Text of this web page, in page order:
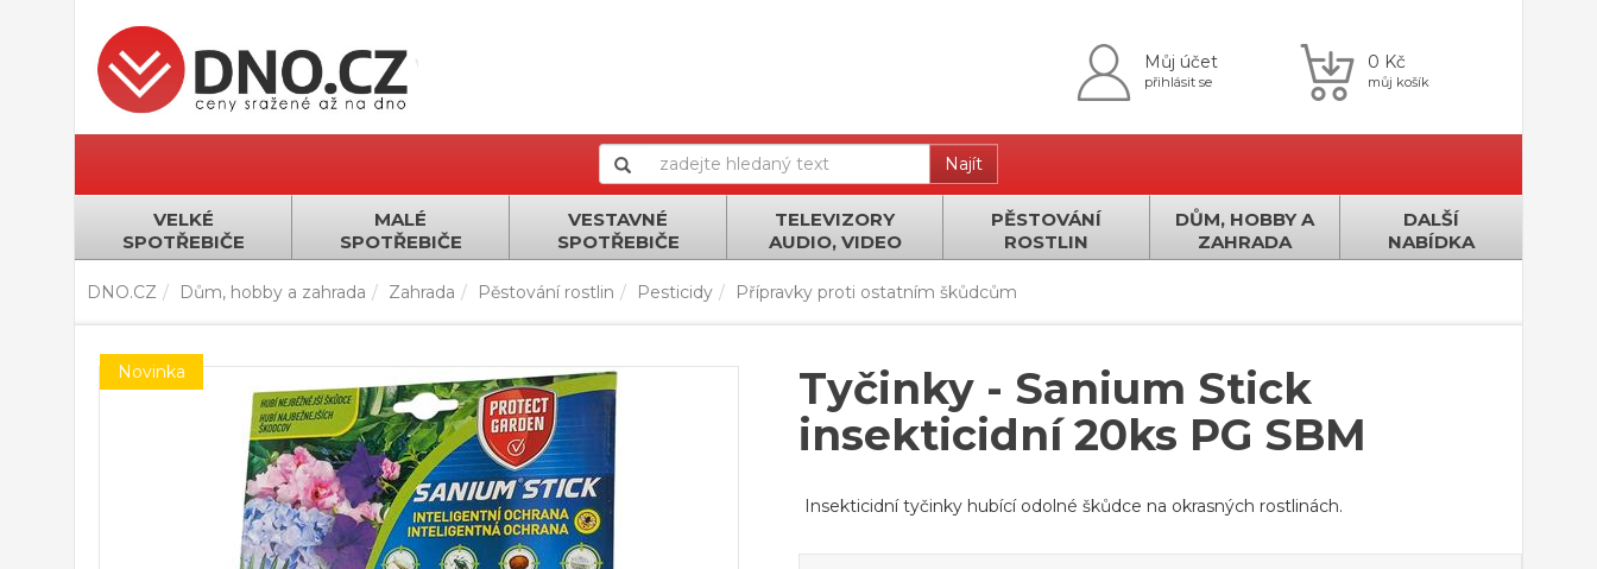
Můj účet
přihlásit se
0 Kč
můj košík
Najít
VELKÉ
SPOTŘEBIČE
MALÉ
SPOTŘEBIČE
VESTAVNÉ
SPOTŘEBIČE
TELEVIZORY
AUDIO, VIDEO
PĚSTOVÁNÍ
ROSTLIN
DŮM, HOBBY A
ZAHRADA
DALŠÍ
NABÍDKA
DNO.CZ Dům, hobby a zahrada Zahrada Pěstování rostlin Pesticidy Přípravky proti ostatním škůdcům
Novinka
Tyčinky - Sanium Stick
insekticidní 20ks PG SBM
Insekticidní tyčinky hubící odolné škůdce na okrasných rostlinách.